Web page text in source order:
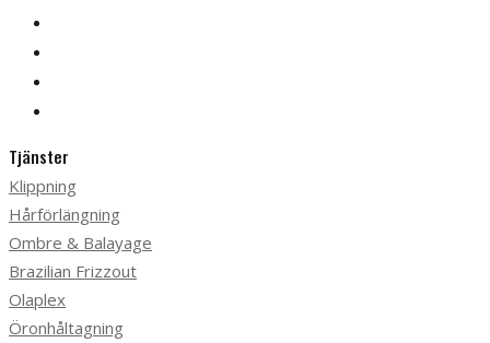
Tjänster
Klippning
Hårförlängning
Ombre & Balayage
Brazilian Frizzout
Olaplex
Öronhåltagning